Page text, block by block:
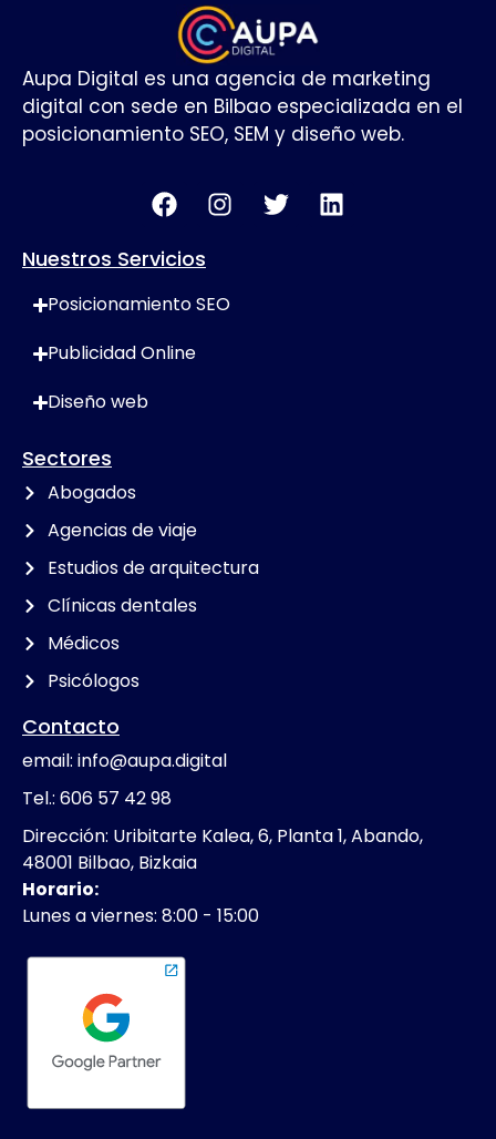
Aupa Digital es una agencia de marketing
digital con sede en Bilbao especializada en el
posicionamiento SEO, SEM y diseño web.
Nuestros Servicios
Posicionamiento SEO
Publicidad Online
Diseño web
Sectores
Abogados
Agencias de viaje
Estudios de arquitectura
Clínicas dentales
Médicos
Psicólogos
Contacto
email: info@aupa.digital
Tel.: 606 57 42 98
Dirección: Uribitarte Kalea, 6, Planta 1, Abando,
48001 Bilbao, Bizkaia
Horario:
Lunes a viernes: 8:00 - 15:00